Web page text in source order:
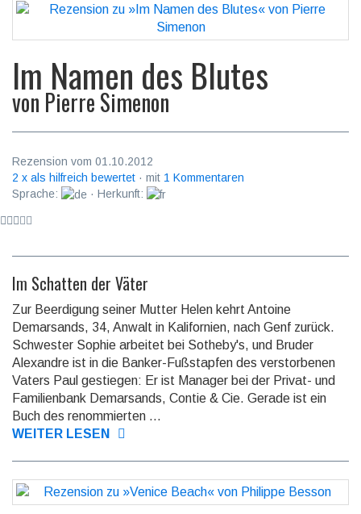
Im Namen des Blutes
von Pierre Simenon
Rezension vom 01.10.2012
2 x als hilfreich bewertet · mit 1 Kommentaren
Sprache:
· Herkunft:
Im Schatten der Väter
Zur Beerdigung seiner Mutter Helen kehrt Antoine
Demarsands, 34, Anwalt in Kalifornien, nach Genf zurück.
Schwester Sophie arbeitet bei Sotheby's, und Bruder
Alexandre ist in die Banker-Fußstapfen des verstorbenen
Vaters Paul gestiegen: Er ist Manager bei der Privat- und
Familienbank Demarsands, Contie & Cie. Gerade ist ein
Buch des renommierten ...
WEITER LESEN